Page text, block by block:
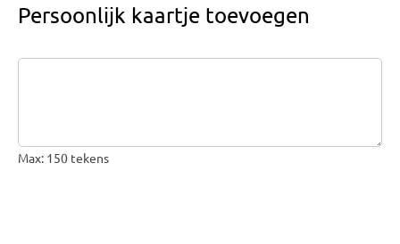
Groen & Decoratief
Persoonlijk kaartje toevoegen
Max: 150 tekens